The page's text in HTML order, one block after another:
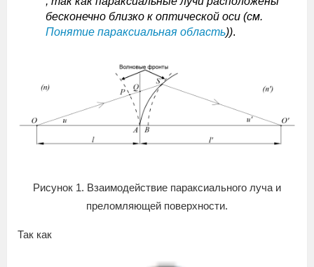
бесконечно близко к оптической оси (см.
Понятие параксиальная область)).
Рисунок 1. Взаимодействие параксиального луча и
преломляющей поверхности.
Так как